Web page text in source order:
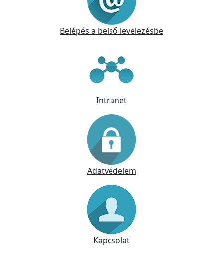
Belépés a belső levelezésbe
Intranet
Adatvédelem
Kapcsolat